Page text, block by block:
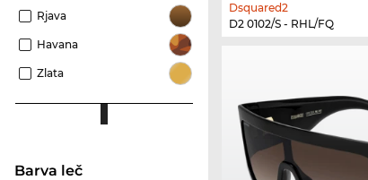
Rjava
Havana
Zlata
Barva leč
Dsquared2
D2 0102/S - RHL/FQ